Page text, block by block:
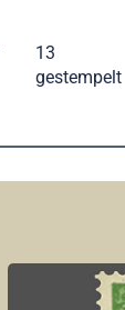
13
gestempelt